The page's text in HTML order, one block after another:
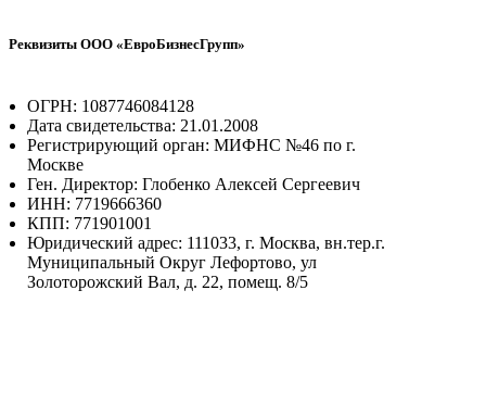
Реквизиты ООО «ЕвроБизнесГрупп»
ОГРН: 1087746084128
Дата свидетельства: 21.01.2008
Регистрирующий орган: МИФНС №46 по г.
Москве
Ген. Директор: Глобенко Алексей Сергеевич
ИНН: 7719666360
КПП: 771901001
Юридический адрес: 111033, г. Москва, вн.тер.г.
Муниципальный Округ Лефортово, ул
Золоторожский Вал, д. 22, помещ. 8/5